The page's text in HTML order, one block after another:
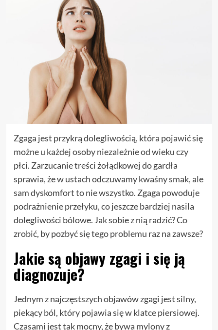
Zgaga jest przykrą dolegliwością, która pojawić się
możne u każdej osoby niezależnie od wieku czy
płci. Zarzucanie treści żołądkowej do gardła
sprawia, że w ustach odczuwamy kwaśny smak, ale
sam dyskomfort to nie wszystko. Zgaga powoduje
podrażnienie przełyku, co jeszcze bardziej nasila
dolegliwości bólowe. Jak sobie z nią radzić? Co
zrobić, by pozbyć się tego problemu raz na zawsze?
Jakie są objawy zgagi i się ją
diagnozuje?
Jednym z najczęstszych objawów zgagi jest silny,
piekący ból, który pojawia się w klatce piersiowej.
Czasami jest tak mocny, że bywa mylony z